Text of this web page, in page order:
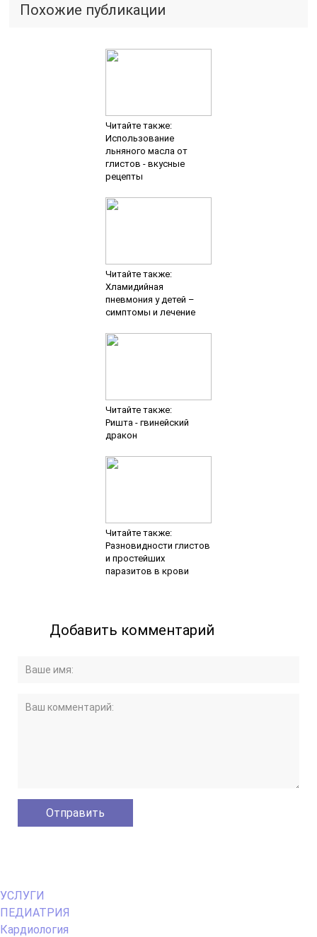
Похожие публикации
Читайте также:
Использование
льняного масла от
глистов - вкусные
рецепты
Читайте также:
Хламидийная
пневмония у детей –
симптомы и лечение
Читайте также:
Ришта - гвинейский
дракон
Читайте также:
Разновидности глистов
и простейших
паразитов в крови
Добавить комментарий
Primary
Menu
УСЛУГИ
ПЕДИАТРИЯ
Кардиология